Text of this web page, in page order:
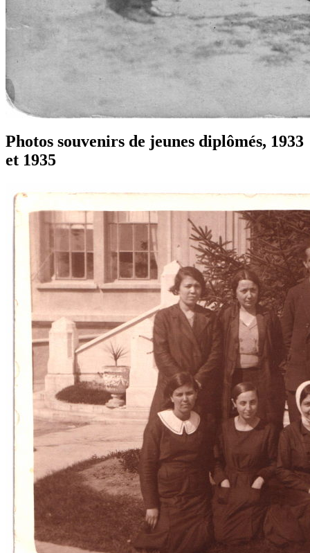
Photos souvenirs de jeunes diplômés, 1933
et 1935